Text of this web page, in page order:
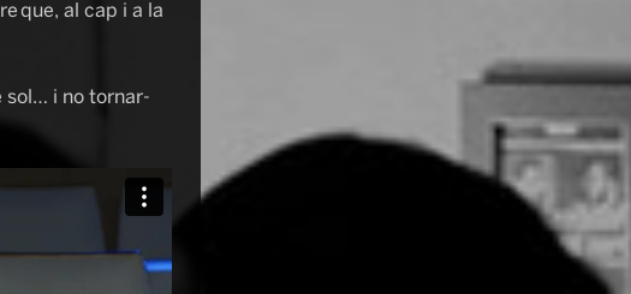
que, al cap i a la
sol… i no tornar-